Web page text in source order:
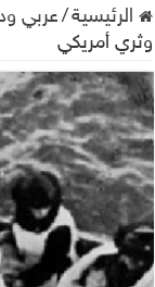
الرئيسية/عربي
وثري أمريكي